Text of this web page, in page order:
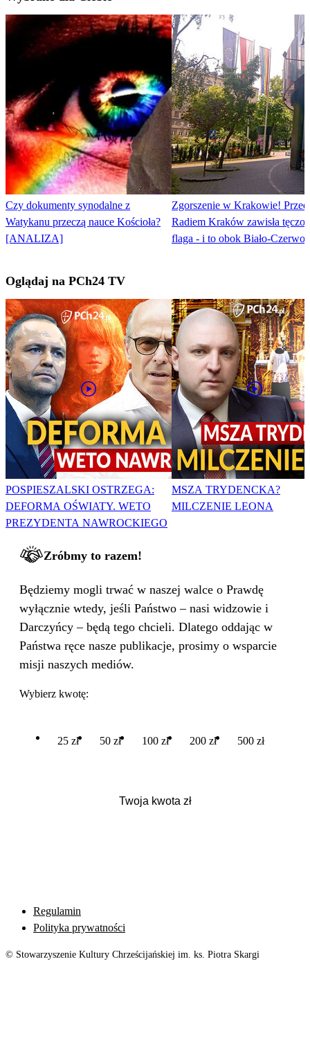
Czy dokumenty synodalne z
Watykanu przeczą nauce Kościoła?
[ANALIZA]
Zgorszenie w Krakowie! Przed
Radiem Kraków zawisła
flaga - i to obok Biało-
Oglądaj na PCh24 TV
POSPIESZALSKI OSTRZEGA:
DEFORMA OŚWIATY. WETO
PREZYDENTA NAWROCKIEGO
MSZA TRYDENCKA?
MILCZENIE LEONA
Zróbmy to razem!
Będziemy mogli trwać w naszej walce o Prawdę
wyłącznie wtedy, jeśli Państwo – nasi widzowie i
Darczyńcy – będą tego chcieli. Dlatego oddając w
Państwa ręce nasze publikacje, prosimy o wsparcie
misji naszych mediów.
Wybierz kwotę:
25 zł 50 zł 100 zł 200 zł 500 zł
Regulamin
Polityka prywatności
© Stowarzyszenie Kultury Chrześcijańskiej im. ks. Piotra Skargi